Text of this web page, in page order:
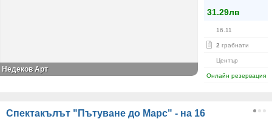
31.29лв
16.11
2 грабнати
Център
Онлайн резервация
Недеков Арт
Спектакълът "Пътуване до Марс" - на 16